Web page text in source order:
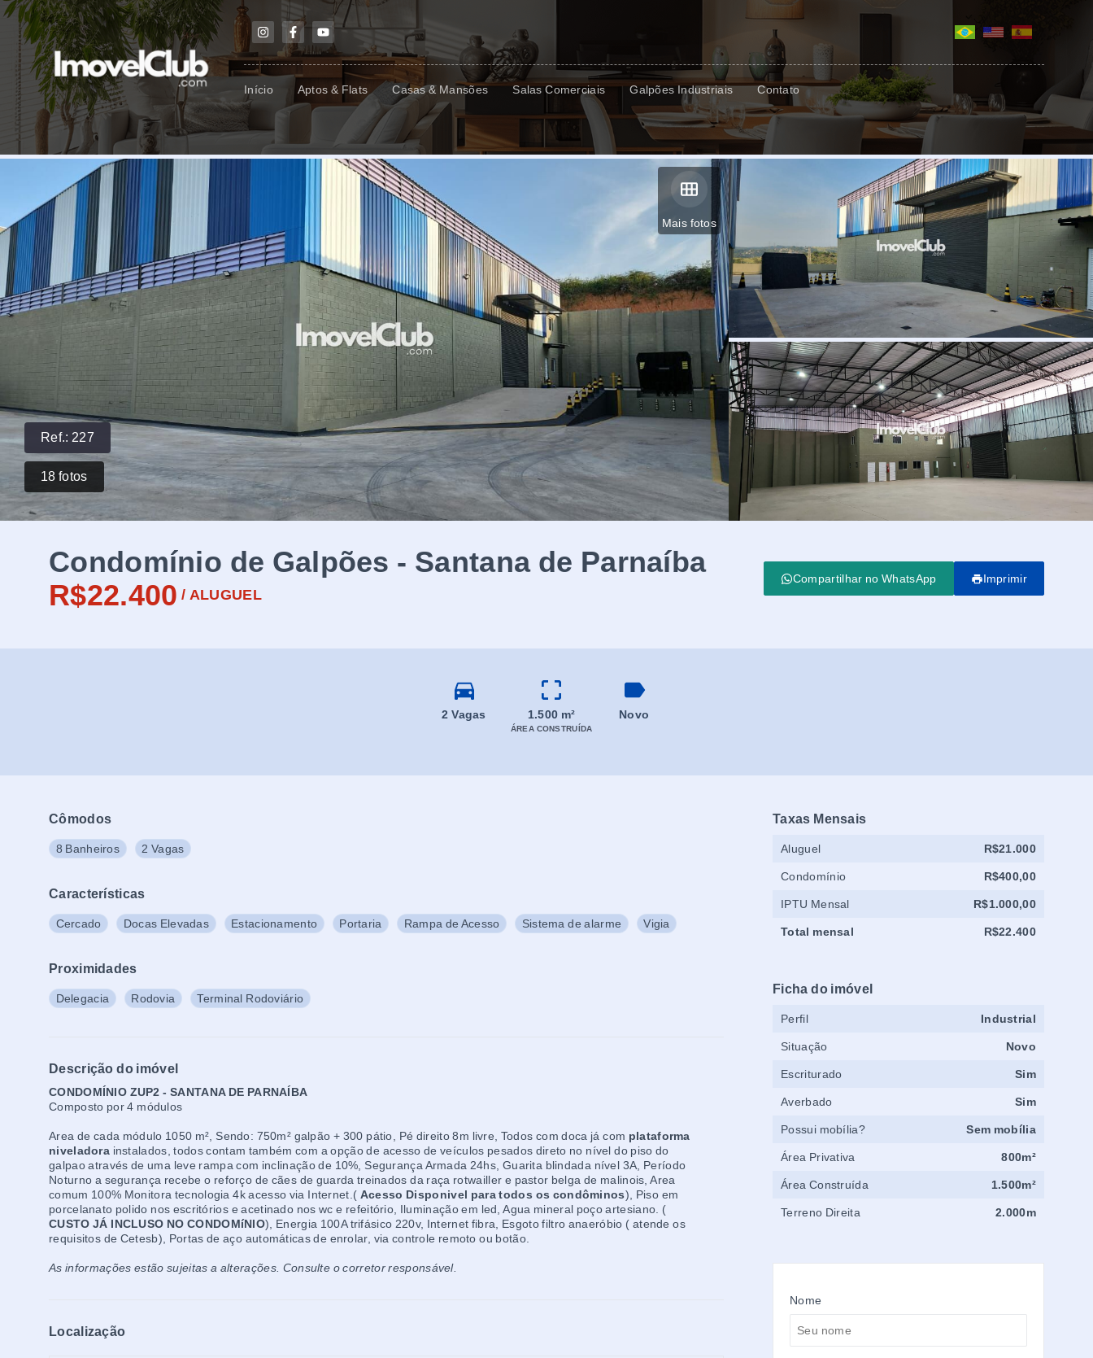
Início Aptos & Flats Casas & Mansões Salas Comerciais Galpões Industriais Contato
Ref.: 227
18 fotos
Mais fotos
Condomínio de Galpões - Santana de Parnaíba
R$22.400 / ALUGUEL
Compartilhar no WhatsApp Imprimir
2 Vagas 1.500 m²
ÁREA CONSTRUÍDA
Novo
Cômodos
8 Banheiros 2 Vagas
Características
Cercado Docas Elevadas Estacionamento Portaria Rampa de Acesso Sistema de alarme Vigia
Proximidades
Delegacia Rodovia Terminal Rodoviário
Descrição do imóvel
CONDOMÍNIO ZUP2 - SANTANA DE PARNAÍBA
Composto por 4 módulos
Area de cada módulo 1050 m², Sendo: 750m² galpão + 300 pátio, Pé direito 8m livre, Todos com doca já com plataforma
niveladora instalados, todos contam também com a opção de acesso de veículos pesados direto no nível do piso do
galpao através de uma leve rampa com inclinação de 10%, Segurança Armada 24hs, Guarita blindada nível 3A, Período
Noturno a segurança recebe o reforço de cães de guarda treinados da raça rotwailler e pastor belga de malinois, Area
comum 100% Monitora tecnologia 4k acesso via Internet.( Acesso Disponivel para todos os condôminos), Piso em
porcelanato polido nos escritórios e acetinado nos wc e refeitório, Iluminação em led, Agua mineral poço artesiano. (
CUSTO JÁ INCLUSO NO CONDOMíNIO), Energia 100A trifásico 220v, Internet fibra, Esgoto filtro anaeróbio ( atende os
requisitos de Cetesb), Portas de aço automáticas de enrolar, via controle remoto ou botão.
As informações estão sujeitas a alterações. Consulte o corretor responsável.
Localização
Taxas Mensais
Aluguel R$21.000
Condomínio R$400,00
IPTU Mensal R$1.000,00
Total mensal R$22.400
Ficha do imóvel
Perfil Industrial
Situação Novo
Escriturado Sim
Averbado Sim
Possui mobília? Sem mobília
Área Privativa 800m²
Área Construída 1.500m²
Terreno Direita 2.000m
Nome